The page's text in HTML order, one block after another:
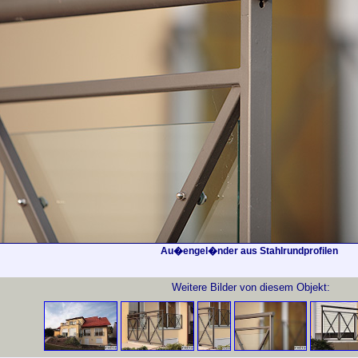
Au�engel�nder aus Stahlrundprofilen
Weitere Bilder von diesem Objekt: